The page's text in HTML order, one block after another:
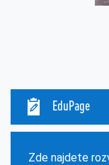
EduPage
Zde najdete